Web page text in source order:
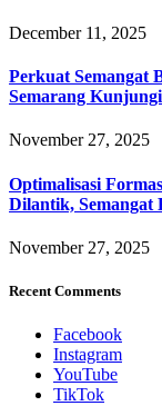
December 11, 2025
Perkuat Semangat
Semarang
November 27, 2025
Optimalisasi
Dilantik, Semangat
November 27, 2025
Recent Comments
Facebook
Instagram
YouTube
TikTok